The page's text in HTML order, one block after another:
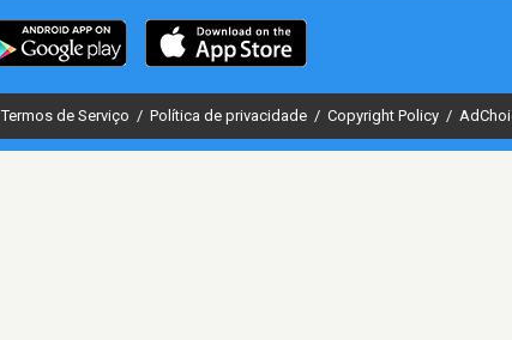
Termos de Serviço / Política de privacidade / Copyright Policy /